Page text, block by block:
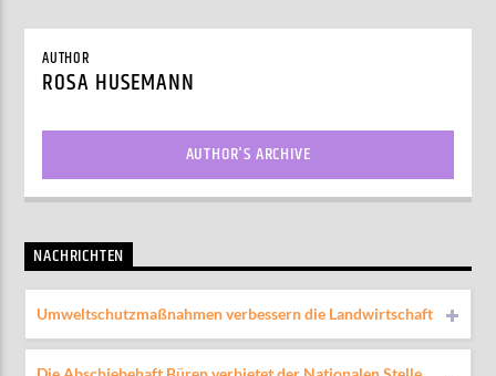
AUTHOR
ROSA HUSEMANN
AUTHOR'S ARCHIVE
NACHRICHTEN
Umweltschutzmaßnahmen verbessern die Landwirtschaft